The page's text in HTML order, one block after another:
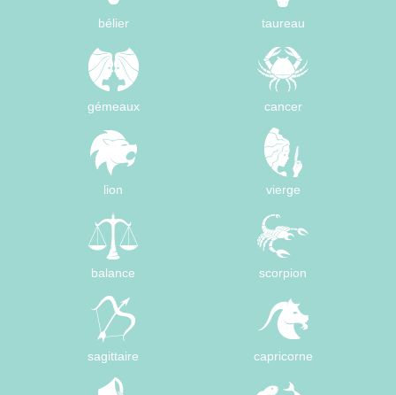
bélier taureau
gémeaux cancer
lion vierge
balance scorpion
sagittaire capricorne